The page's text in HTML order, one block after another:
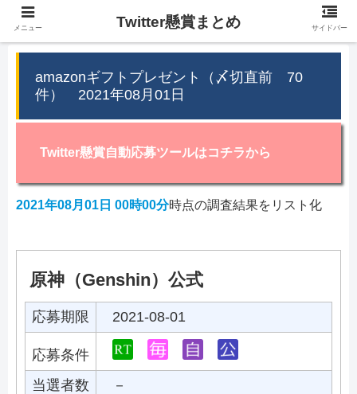
amazonギフトプレゼント（〆切直前 70
件） 2021年08月01日
Twitter懸賞自動応募ツールはコチラから
2021年08月01日 00時00分時点の調査結果をリスト化
原神（Genshin）公式
応募期限 2021-08-01
応募条件
当選者数
－
メニュー Twitter懸賞まとめ サイドバー